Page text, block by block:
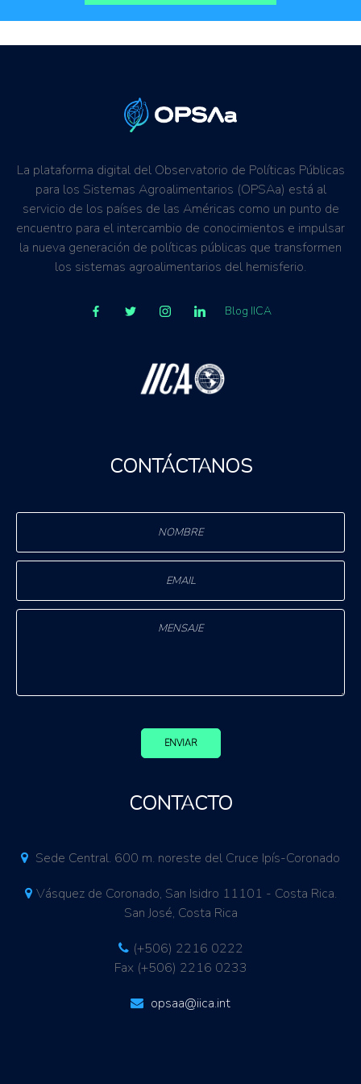
La plataforma digital del Observatorio de Políticas Públicas
para los Sistemas Agroalimentarios (OPSAa) está al
servicio de los países de las Américas como un punto de
encuentro para el intercambio de conocimientos e impulsar
la nueva generación de políticas públicas que transformen
los sistemas agroalimentarios del hemisferio.
Blog IICA
CONTÁCTANOS
ENVIAR
CONTACTO
Sede Central. 600 m. noreste del Cruce Ipís-Coronado
Vásquez de Coronado, San Isidro 11101 - Costa Rica.
San José, Costa Rica
(+506) 2216 0222
Fax (+506) 2216 0233
opsaa@iica.int